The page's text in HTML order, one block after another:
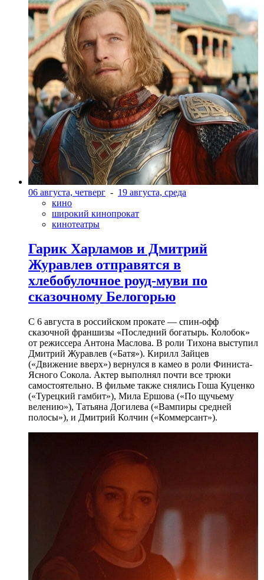
06 августа, четверг - 19 августа, среда
кино
широкий кинопрокат
кинотеатры
Гарик Харламов и Дмитрий
Журавлев отправятся в
хлебобулочное роуд-муви по
сказочному Белогорью
С 6 августа в российском прокате — спин-офф
сказочной франшизы «Последний богатырь. Колобок»
от режиссера Антона Маслова. В роли Тихона выступил
Дмитрий Журавлев («Батя»). Кирилл Зайцев
(«Движение вверх») вернулся в камео в роли Финиста-
Ясного Сокола. Актер выполнял почти все трюки
самостоятельно. В фильме также снялись Гоша Куценко
(«Турецкий гамбит»), Мила Ершова («По щучьему
велению»), Татьяна Догилева («Вампиры средней
полосы»), и Дмитрий Колчин («Коммерсант»).